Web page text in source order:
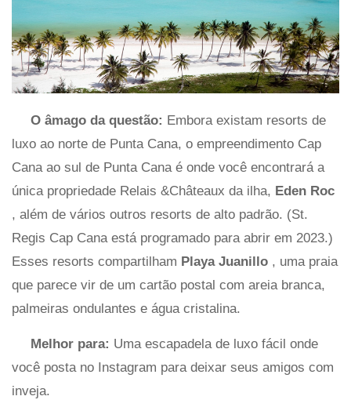
O âmago da questão: Embora existam resorts de
luxo ao norte de Punta Cana, o empreendimento Cap
Cana ao sul de Punta Cana é onde você encontrará a
única propriedade Relais &Châteaux da ilha, Eden Roc
, além de vários outros resorts de alto padrão. (St.
Regis Cap Cana está programado para abrir em 2023.)
Esses resorts compartilham Playa Juanillo , uma praia
que parece vir de um cartão postal com areia branca,
palmeiras ondulantes e água cristalina.
Melhor para: Uma escapadela de luxo fácil onde
você posta no Instagram para deixar seus amigos com
inveja.